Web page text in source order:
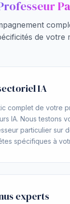
de votre
IA
complet de votre
IA. Nous testons
particulier sur
spécifiques à
experts